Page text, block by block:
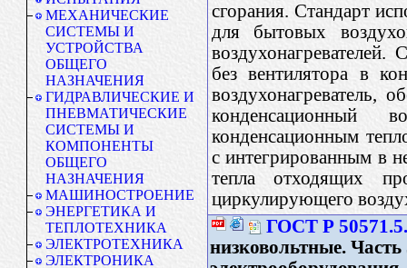
МЕХАНИЧЕСКИЕ
СИСТЕМЫ И
УСТРОЙСТВА
ОБЩЕГО
НАЗНАЧЕНИЯ
ГИДРАВЛИЧЕСКИЕ И
ПНЕВМАТИЧЕСКИЕ
СИСТЕМЫ И
КОМПОНЕНТЫ
ОБЩЕГО
НАЗНАЧЕНИЯ
МАШИНОСТРОЕНИЕ
ЭНЕРГЕТИКА И
ТЕПЛОТЕХНИКА
ЭЛЕКТРОТЕХНИКА
ЭЛЕКТРОНИКА
сгорания. Стандарт
для бытовых
воздухонагревателей.
без вентилятора в
воздухонагреватель,
конденсационный
конденсационным
с интегрированным в
тепла отходящих
циркулирующего
ГОСТ Р
низковольтные.